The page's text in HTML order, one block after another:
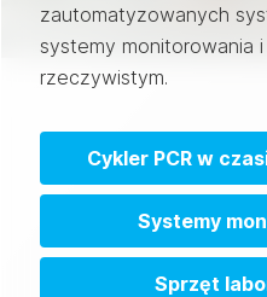
zautomatyzowanych
systemy monitorowania
rzeczywistym.
Cykler PCR w
Systemy
Sprzęt